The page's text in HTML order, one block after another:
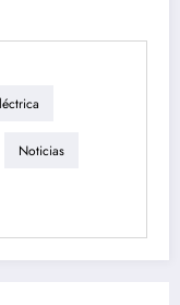
Noticias